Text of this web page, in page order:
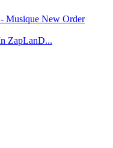
Musique New Order
ZapLanD...